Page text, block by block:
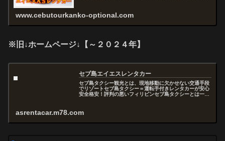
www.cebutourkanko-optional.com
※旧↓ホームページ↓【～２０２４年】
セブ島エイエスレンタカー
セブ島タクシー観光とは、現地移動に欠かせない交通手段
でリゾートセブ島タクシー＝運転手付きレンタカーが安心
安全格安！評判の悪いフィリピンセブ島タクシーとは一味
asrentacar.m78.com